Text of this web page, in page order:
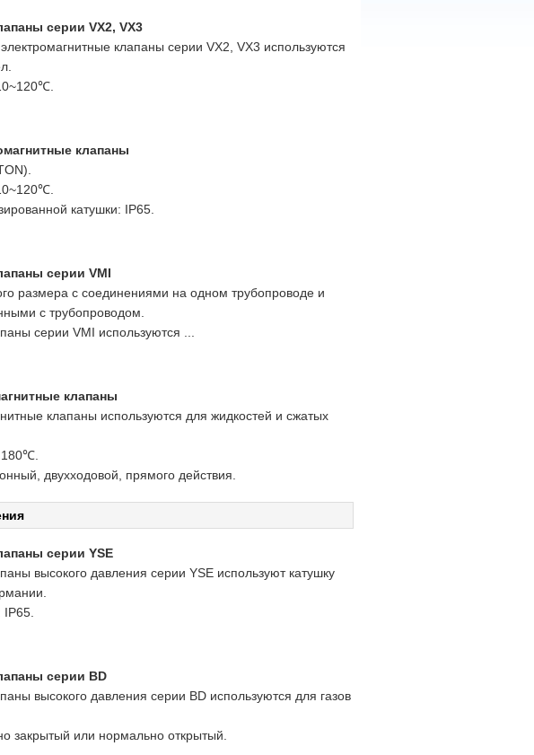
серии VX2, VX3
клапаны серии VX2, VX3 используются
клапаны
катушки: IP65.
серии VMI
размера с соединениями на одном трубопроводе и
с трубопроводом.
серии VMI используются ...
клапаны
клапаны используются для жидкостей и сжатых
двухходовой, прямого действия.
серии YSE
высокого давления серии YSE используют катушку
серии BD
высокого давления серии BD используются для газов
закрытый или нормально открытый.